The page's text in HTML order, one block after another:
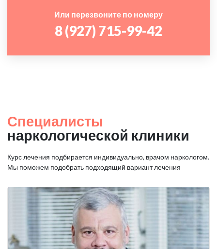
Или перезвоните по номеру
8 (927) 715-99-42
Специалисты
наркологической клиники
Курс лечения подбирается индивидуально, врачом наркологом.
Мы поможем подобрать подходящий вариант лечения